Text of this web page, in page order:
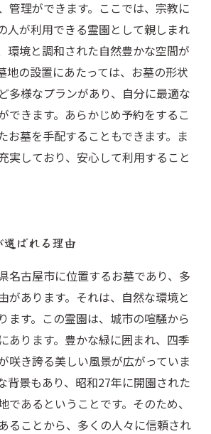
管理ができます。ここでは、宗教に
人が利用できる霊園として親しまれ
環境と調和された自然豊かな空間が
地の設置にあたっては、お墓の形状
多様なプランがあり、自分に最適な
できます。あらかじめ予約をするこ
お墓を手配することもできます。ま
実しており、安心して利用すること
ばれる理由
名古屋市に位置するお墓であり、多
があります。それは、自然な環境と
ます。この霊園は、城市の喧騒から
あります。豊かな緑に囲まれ、四季
咲き誇る美しい風景が広がっていま
背景もあり、昭和27年に開園された
であるということです。そのため、
ることから、多くの人々に信頼され